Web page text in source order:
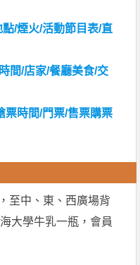
點/煙火/活動節目表/直
間/店家/餐廳美食/交
票時間/門票/售票購票
至中、東、西廣場背
大學牛乳一瓶，會員